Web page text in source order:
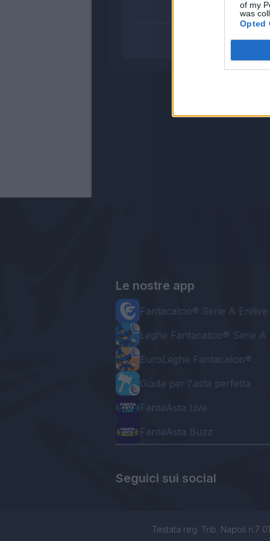
of my
was
Opted
Le nostre app
Fantacalcio® Serie A Enilive
Leghe Fantacalcio® Serie A
EuroLeghe Fantacalcio®
Guida per l'asta perfetta
FantaAsta Live
FantaAsta Buzz
Seguici sui social
Testata reg. Trib. Napoli n.7